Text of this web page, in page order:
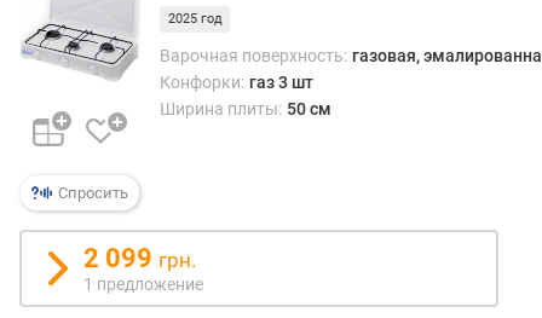
C
)
а
к
и
м
а
л
ь
Спросить
2025 год
Варочная поверхность: газовая,
Конфорки: газ 3 шт
Ширина плиты: 50 см
2 099 грн.
1 предложение